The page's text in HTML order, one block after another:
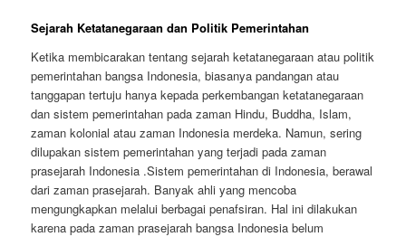
Sejarah Ketatanegaraan dan Politik Pemerintahan
Ketika membicarakan tentang sejarah ketatanegaraan atau politik
pemerintahan bangsa Indonesia, biasanya pandangan atau
tanggapan tertuju hanya kepada perkembangan ketatanegaraan
dan sistem pemerintahan pada zaman Hindu, Buddha, Islam,
zaman kolonial atau zaman Indonesia merdeka. Namun, sering
dilupakan sistem pemerintahan yang terjadi pada zaman
prasejarah Indonesia .Sistem pemerintahan di Indonesia, berawal
dari zaman prasejarah. Banyak ahli yang mencoba
mengungkapkan melalui berbagai penafsiran. Hal ini dilakukan
karena pada zaman prasejarah bangsa Indonesia belum